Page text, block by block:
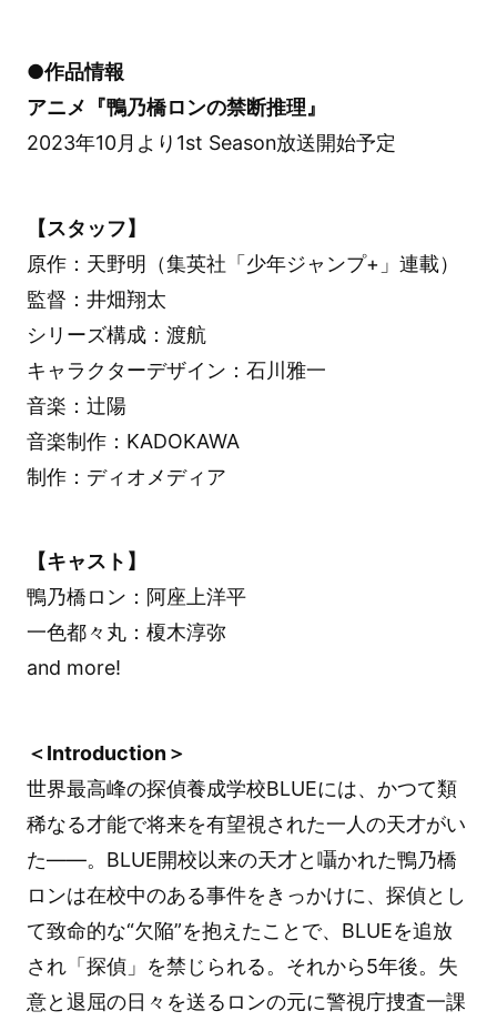
●作品情報
アニメ『鴨乃橋ロンの禁断推理』
2023年10月より1st Season放送開始予定
【スタッフ】
原作：天野明（集英社「少年ジャンプ+」連載）
監督：井畑翔太
シリーズ構成：渡航
キャラクターデザイン：石川雅一
音楽：辻陽
音楽制作：KADOKAWA
制作：ディオメディア
【キャスト】
鴨乃橋ロン：阿座上洋平
一色都々丸：榎木淳弥
and more!
＜Introduction＞
世界最高峰の探偵養成学校BLUEには、かつて類
稀なる才能で将来を有望視された一人の天才がい
た――。BLUE開校以来の天才と囁かれた鴨乃橋
ロンは在校中のある事件をきっかけに、探偵とし
て致命的な“欠陥”を抱えたことで、BLUEを追放
され「探偵」を禁じられる。それから5年後。失
意と退屈の日々を送るロンの元に警視庁捜査一課